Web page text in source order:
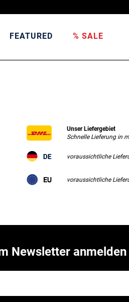
FEATURED % SALE
Unser Liefergebiet
Schnelle Lieferung in
voraussichtliche
voraussichtliche
Newsletter